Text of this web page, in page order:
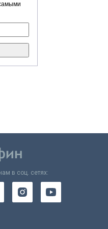
в соц. сетях: